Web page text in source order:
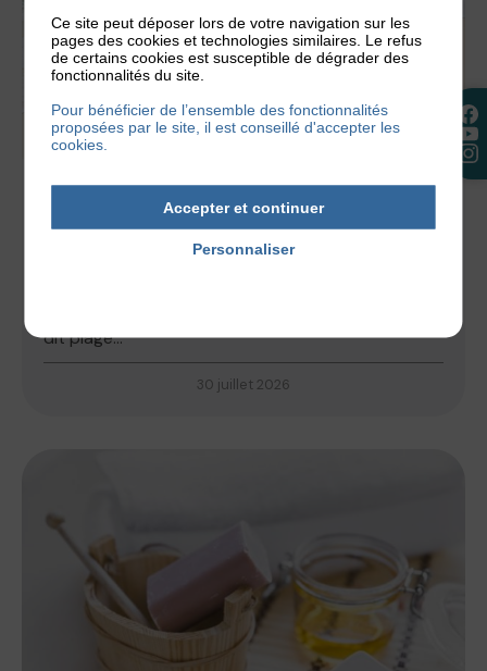
NOS CONSEILS
ECZÉMA ET PLAGE, PEUT-ON PARTIR EN
VACANCES AU BORD DE LA MER ?
dit plage...
30 juillet 2026
Ce site peut déposer lors de votre navigation sur les
pages des cookies et technologies similaires. Le refus
de certains cookies est susceptible de dégrader des
fonctionnalités du site.
Pour bénéficier de l’ensemble des fonctionnalités
proposées par le site, il est conseillé d'accepter les
cookies.
Accepter et continuer
Personnaliser